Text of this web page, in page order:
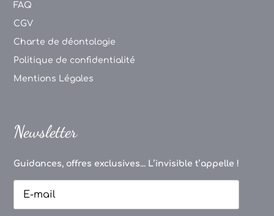
FAQ
CGV
Charte de déontologie
Politique de confidentialité
Mentions Légales
Newsletter
Guidances, offres exclusives... L’invisible t’appelle !